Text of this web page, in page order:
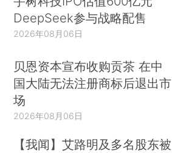
DeepSeek参与战略配售
2026年08月06日
贝恩资本宣布收购贡茶 在中
国大陆无法注册商标后退出市
场
2026年08月06日
【我闻】艾路明及多名股东被